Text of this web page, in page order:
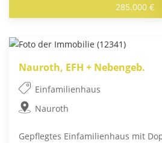
285.000 €
Nauroth, EFH + Nebengeb.
Einfamilienhaus
Nauroth
Gepflegtes Einfamilienhaus mit